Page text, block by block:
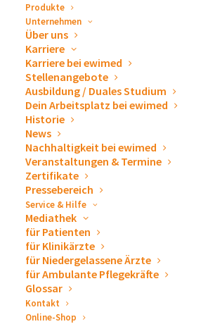
Produkte
Unternehmen
Über uns
Karriere
Karriere bei ewimed
Stellenangebote
Ausbildung / Duales Studium
Dein Arbeitsplatz bei ewimed
Historie
News
Nachhaltigkeit bei ewimed
Veranstaltungen & Termine
Zertifikate
Pressebereich
Service & Hilfe
Mediathek
für Patienten
für Klinikärzte
für Niedergelassene Ärzte
für Ambulante Pflegekräfte
Glossar
Kontakt
Online-Shop
DETAILS
Datum:
26. April 2023
Zeit:
18:00 - 22:00
Veranstaltung-Tags:
Thoraxchirurgie
VERANSTALTUNGSORT
Müritzeum
Zur Steinmole 1
Waren, 17192Google Karte anzeigen
Klinik für
DMP Tagung Pneumo